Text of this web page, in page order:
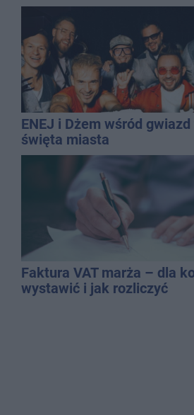
ENEJ i Dżem wśród
święta miasta
Faktura VAT marża – dla
wystawić i jak rozliczyć